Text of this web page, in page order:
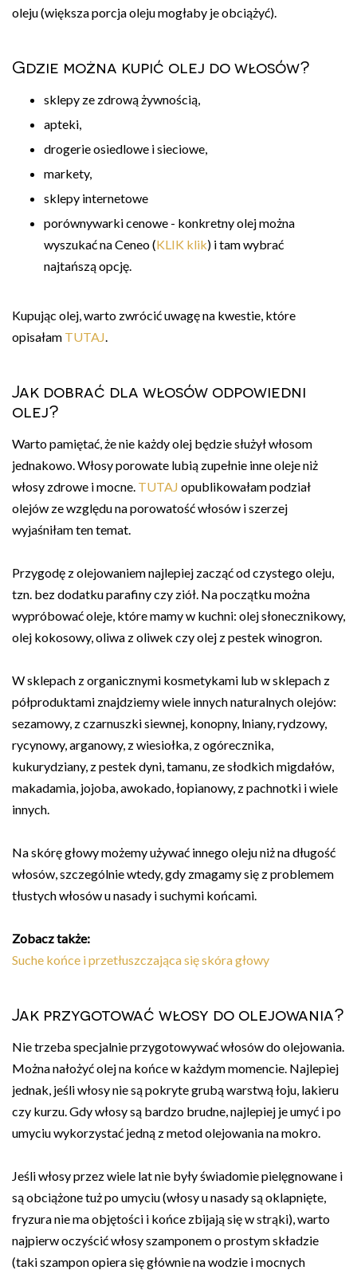
oleju (większa porcja oleju mogłaby je obciążyć).
Gdzie można kupić olej do włosów?
sklepy ze zdrową żywnością,
apteki,
drogerie osiedlowe i sieciowe,
markety,
sklepy internetowe
porównywarki cenowe - konkretny olej można
wyszukać na Ceneo (KLIK klik) i tam wybrać
najtańszą opcję.
Kupując olej, warto zwrócić uwagę na kwestie, które
opisałam TUTAJ
Jak dobrać dla włosów odpowiedni
olej?
Warto pamiętać, że nie każdy olej będzie służył włosom
jednakowo. Włosy porowate lubią zupełnie inne oleje niż
włosy zdrowe i mocne. TUTAJ opublikowałam podział
olejów ze względu na porowatość włosów i szerzej
wyjaśniłam ten temat.
Przygodę z olejowaniem najlepiej zacząć od czystego oleju,
tzn. bez dodatku parafiny czy ziół. Na początku można
wypróbować oleje, które mamy w kuchni: olej słonecznikowy,
olej kokosowy, oliwa z oliwek czy olej z pestek winogron.
W sklepach z organicznymi kosmetykami lub w sklepach z
półproduktami znajdziemy wiele innych naturalnych olejów:
sezamowy, z czarnuszki siewnej, konopny, lniany, rydzowy,
rycynowy, arganowy, z wiesiołka, z ogórecznika,
kukurydziany, z pestek dyni, tamanu, ze słodkich migdałów,
makadamia, jojoba, awokado, łopianowy, z pachnotki i wiele
innych.
Na skórę głowy możemy używać innego oleju niż na długość
włosów, szczególnie wtedy, gdy zmagamy się z problemem
tłustych włosów u nasady i suchymi końcami.
Zobacz także:
Suche końce i przetłuszczająca się skóra głowy
Jak przygotować włosy do olejowania?
Nie trzeba specjalnie przygotowywać włosów do olejowania.
Można nałożyć olej na końce w każdym momencie. Najlepiej
jednak, jeśli włosy nie są pokryte grubą warstwą łoju, lakieru
czy kurzu. Gdy włosy są bardzo brudne, najlepiej je umyć i po
umyciu wykorzystać jedną z metod olejowania na mokro.
Jeśli włosy przez wiele lat nie były świadomie pielęgnowane i
są obciążone tuż po umyciu (włosy u nasady są oklapnięte,
fryzura nie ma objętości i końce zbijają się w strąki), warto
najpierw oczyścić włosy szamponem o prostym składzie
(taki szampon opiera się głównie na wodzie i mocnych